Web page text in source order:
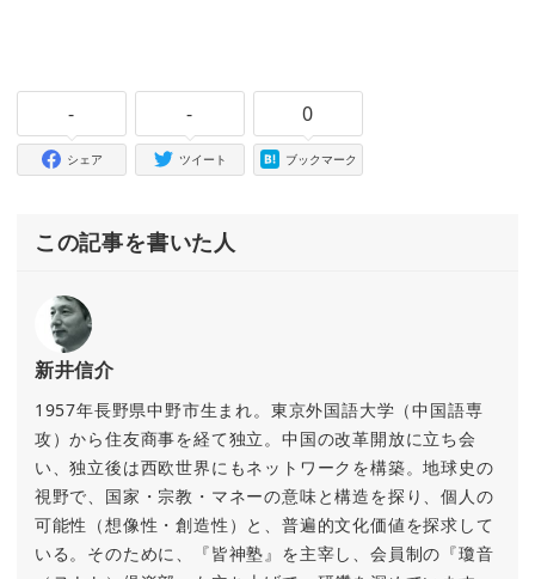
-
シェア
-
ツイート
0
ブックマーク
この記事を書いた人
新井信介
1957年長野県中野市生まれ。東京外国語大学（中国語専
攻）から住友商事を経て独立。中国の改革開放に立ち会
い、独立後は西欧世界にもネットワークを構築。地球史の
視野で、国家・宗教・マネーの意味と構造を探り、個人の
可能性（想像性・創造性）と、普遍的文化価値を探求して
いる。そのために、『皆神塾』を主宰し、会員制の『瓊音